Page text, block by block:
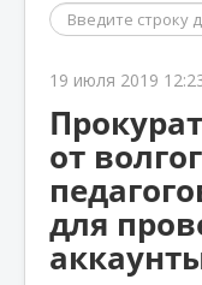
Поиск
19 июля 2019
от
для